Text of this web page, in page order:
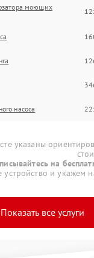
моющих
насоса
указаны
на
и укажем
Показать все услуги